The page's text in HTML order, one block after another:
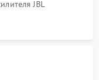
JBL